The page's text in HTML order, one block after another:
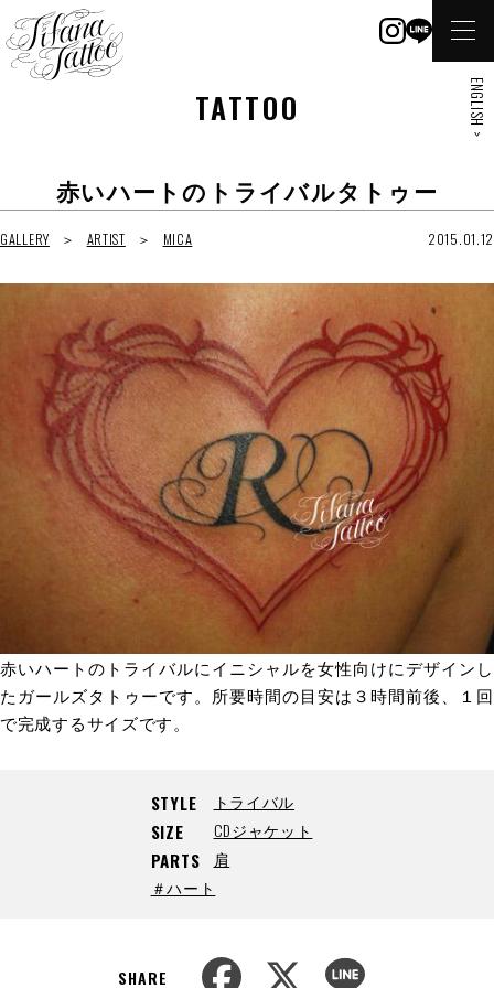
TATTOO
赤いハートのトライバルタトゥー
GALLERY ARTIST MICA 2015.01.12
赤いハートのトライバルにイニシャルを女性向けにデザインし
たガールズタトゥーです。所要時間の目安は３時間前後、１回
で完成するサイズです。
STYLE トライバル
SIZE CDジャケット
PARTS
肩
＃ハート
SHARE
ENGLISH >